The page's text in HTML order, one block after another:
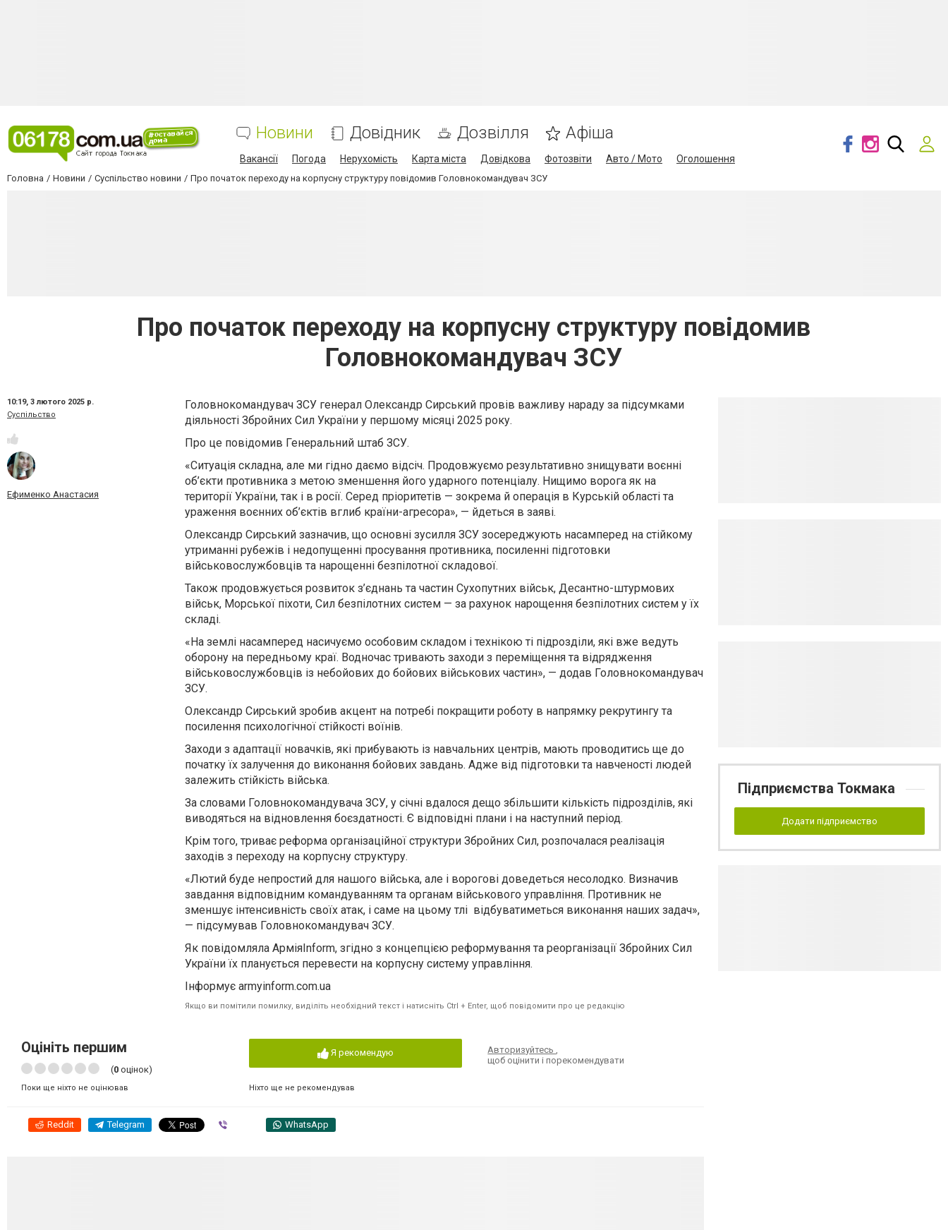
Новини Довідник Дозвілля Афіша
Вакансії Погода Нерухомість Карта міста Довідкова Фотозвіти Авто / Мото Оголошення
Головна Новини Суспільство новини Про початок переходу на корпусну структуру повідомив Головнокомандувач ЗСУ
Про початок переходу на корпусну структуру повідомив
Головнокомандувач ЗСУ
10:19, 3 лютого 2025 р.
Суспільство
Ефименко Анастасия
Головнокомандувач ЗСУ генерал Олександр Сирський провів важливу нараду за підсумками
діяльності Збройних Сил України у першому місяці 2025 року.
Про це повідомив Генеральний штаб ЗСУ.
«Ситуація складна, але ми гідно даємо відсіч. Продовжуємо результативно знищувати воєнні
об’єкти противника з метою зменшення його ударного потенціалу. Нищимо ворога як на
території України, так і в росії. Серед пріоритетів — зокрема й операція в Курській області та
ураження воєнних об’єктів вглиб країни-агресора», — йдеться в заяві.
Олександр Сирський зазначив, що основні зусилля ЗСУ зосереджують насамперед на стійкому
утриманні рубежів і недопущенні просування противника, посиленні підготовки
військовослужбовців та нарощенні безпілотної складової.
Також продовжується розвиток з’єднань та частин Сухопутних військ, Десантно-штурмових
військ, Морської піхоти, Сил безпілотних систем — за рахунок нарощення безпілотних систем у їх
складі.
«На землі насамперед насичуємо особовим складом і технікою ті підрозділи, які вже ведуть
оборону на передньому краї. Водночас тривають заходи з переміщення та відрядження
військовослужбовців із небойових до бойових військових частин», — додав Головнокомандувач
ЗСУ.
Олександр Сирський зробив акцент на потребі покращити роботу в напрямку рекрутингу та
посилення психологічної стійкості воїнів.
Заходи з адаптації новачків, які прибувають із навчальних центрів, мають проводитись ще до
початку їх залучення до виконання бойових завдань. Адже від підготовки та навченості людей
залежить стійкість війська.
За словами Головнокомандувача ЗСУ, у січні вдалося дещо збільшити кількість підрозділів, які
виводяться на відновлення боєздатності. Є відповідні плани і на наступний період.
Крім того, триває реформа організаційної структури Збройних Сил, розпочалася реалізація
заходів з переходу на корпусну структуру.
«Лютий буде непростий для нашого війська, але і ворогові доведеться несолодко. Визначив
завдання відповідним командуванням та органам військового управління. Противник не
зменшує інтенсивність своїх атак, і саме на цьому тлі відбуватиметься виконання наших задач»,
— підсумував Головнокомандувач ЗСУ.
Як повідомляла АрміяInform, згідно з концепцією реформування та реорганізації Збройних Сил
України їх планується перевести на корпусну систему управління.
Інформує armyinform.com.ua
Якщо ви помітили помилку, виділіть необхідний текст і натисніть Ctrl + Enter, щоб повідомити про це редакцію
Оцініть першим
(0 оцінок)
Поки ще ніхто не оцінював
Я рекомендую
Ніхто ще не рекомендував
Авторизуйтесь,
щоб оцінити і порекомендувати
Reddit Telegram WhatsApp
Підприємства Токмака
Додати підприємство